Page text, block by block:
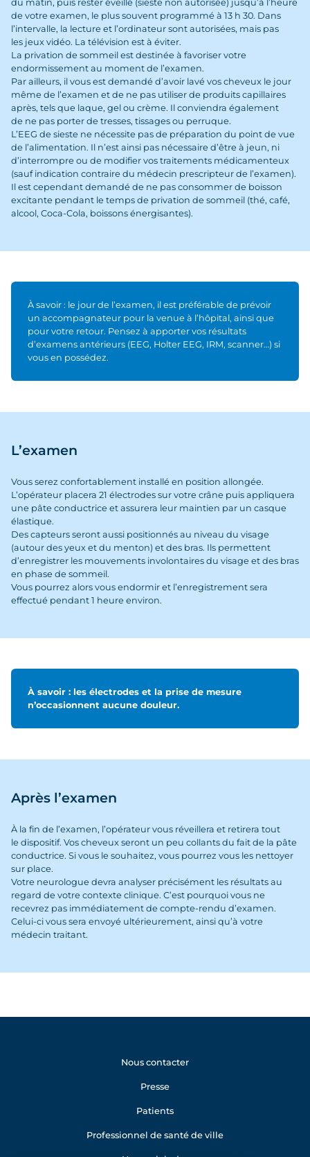
du matin, puis rester éveillé (sieste non autorisée) jusqu’à l’heure
de votre examen, le plus souvent programmé à 13 h 30. Dans
l’intervalle, la lecture et l’ordinateur sont autorisées, mais pas
les jeux vidéo. La télévision est à éviter.
La privation de sommeil est destinée à favoriser votre
endormissement au moment de l’examen.
Par ailleurs, il vous est demandé d’avoir lavé vos cheveux le jour
même de l’examen et de ne pas utiliser de produits capillaires
après, tels que laque, gel ou crème. Il conviendra également
de ne pas porter de tresses, tissages ou perruque.
L’EEG de sieste ne nécessite pas de préparation du point de vue
de l’alimentation. Il n’est ainsi pas nécessaire d’être à jeun, ni
d’interrompre ou de modifier vos traitements médicamenteux
(sauf indication contraire du médecin prescripteur de l’examen).
Il est cependant demandé de ne pas consommer de boisson
excitante pendant le temps de privation de sommeil (thé, café,
alcool, Coca-Cola, boissons énergisantes).
À savoir : le jour de l’examen, il est préférable de prévoir
un accompagnateur pour la venue à l’hôpital, ainsi que
pour votre retour. Pensez à apporter vos résultats
d’examens antérieurs (EEG, Holter EEG, IRM, scanner…) si
vous en possédez.
L’examen
Vous serez confortablement installé en position allongée.
L’opérateur placera 21 électrodes sur votre crâne puis appliquera
une pâte conductrice et assurera leur maintien par un casque
élastique.
Des capteurs seront aussi positionnés au niveau du visage
(autour des yeux et du menton) et des bras. Ils permettent
d’enregistrer les mouvements involontaires du visage et des bras
en phase de sommeil.
Vous pourrez alors vous endormir et l’enregistrement sera
effectué pendant 1 heure environ.
À savoir : les électrodes et la prise de mesure
n’occasionnent aucune douleur.
Après l’examen
À la fin de l’examen, l’opérateur vous réveillera et retirera tout
le dispositif. Vos cheveux seront un peu collants du fait de la pâte
conductrice. Si vous le souhaitez, vous pourrez vous les nettoyer
sur place.
Votre neurologue devra analyser précisément les résultats au
regard de votre contexte clinique. C’est pourquoi vous ne
recevrez pas immédiatement de compte-rendu d’examen.
Celui-ci vous sera envoyé ultérieurement, ainsi qu’à votre
médecin traitant.
Nous contacter
Presse
Patients
Professionnel de santé de ville